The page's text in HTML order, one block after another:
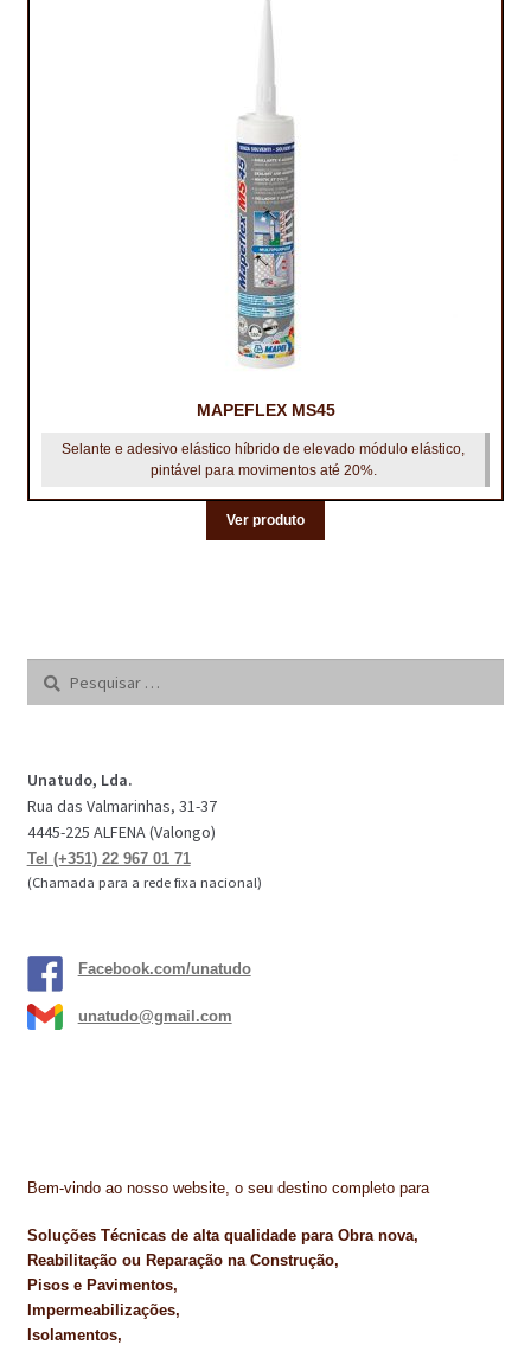
MAPEFLEX MS45
Selante e adesivo elástico híbrido de elevado módulo elástico,
pintável para movimentos até 20%.
Ver produto
Pesquisar
Unatudo, Lda.
Rua das Valmarinhas, 31-37
4445-225 ALFENA (Valongo)
Tel (+351) 22 967 01 71
(Chamada para a rede fixa nacional)
Facebook.com/unatudo
unatudo@gmail.com
Bem-vindo ao nosso website, o seu destino completo para
Soluções Técnicas de alta qualidade para Obra nova,
Reabilitação ou Reparação na Construção,
Pisos e Pavimentos,
Impermeabilizações,
Isolamentos,